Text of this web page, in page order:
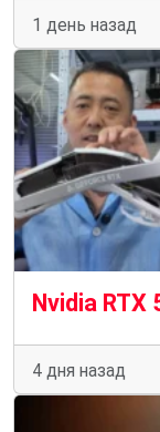
1 день назад
4 дня назад